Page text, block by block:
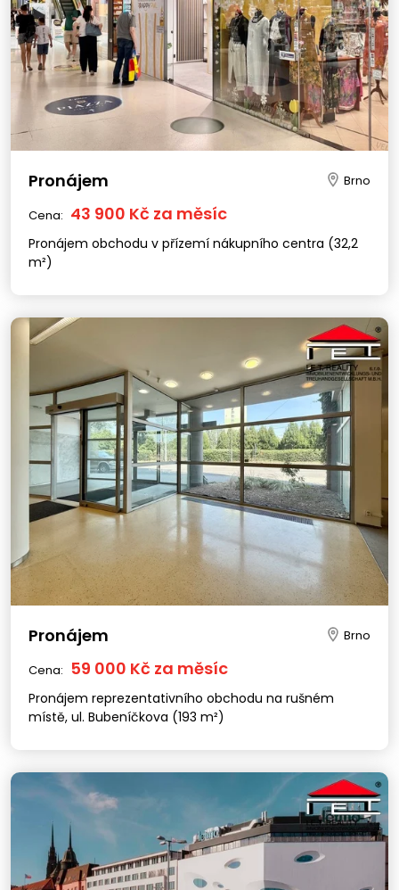
Pronájem Brno
Cena: 43 900 Kč za měsíc
Pronájem obchodu v přízemí nákupního centra (32,2
m²)
Pronájem Brno
Cena: 59 000 Kč za měsíc
Pronájem reprezentativního obchodu na rušném
místě, ul. Bubeníčkova (193 m²)